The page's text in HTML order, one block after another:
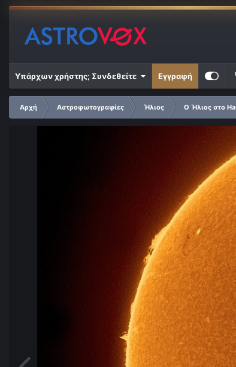
Υπάρχων χρήστης; Συνδεθείτε Εγγραφή
Αρχή Αστροφωτογραφίες Ήλιος Ο Ήλιος στο Ha